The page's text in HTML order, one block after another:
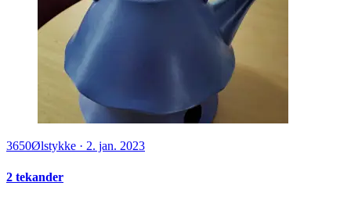
3650Ølstykke · 2. jan. 2023
2 tekander